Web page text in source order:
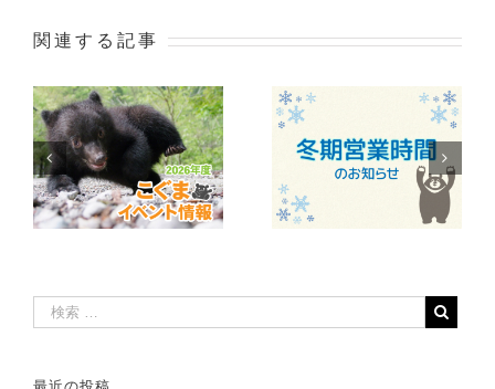
関連する記事